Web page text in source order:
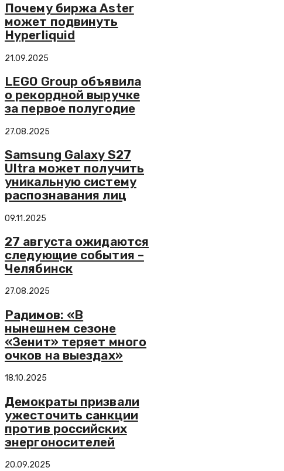
Почему биржа Aster
может подвинуть
Hyperliquid
21.09.2025
LEGO Group объявила
о рекордной выручке
за первое полугодие
27.08.2025
Samsung Galaxy S27
Ultra может получить
уникальную систему
распознавания лиц
09.11.2025
27 августа ожидаются
следующие события –
Челябинск
27.08.2025
Радимов: «В
нынешнем сезоне
«Зенит» теряет много
очков на выездах»
18.10.2025
Демократы призвали
ужесточить санкции
против российских
энергоносителей
20.09.2025